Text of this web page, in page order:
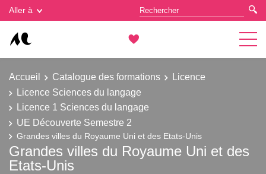
Aller à
Accueil Catalogue des formations
Licence
Licence Sciences du langage
Licence 1 Sciences du langage
UE Découverte Semestre 2
Grandes villes du Royaume Uni et des Etats-Unis
Grandes villes du Royaume Uni et des
Etats-Unis
Gestion des cookies